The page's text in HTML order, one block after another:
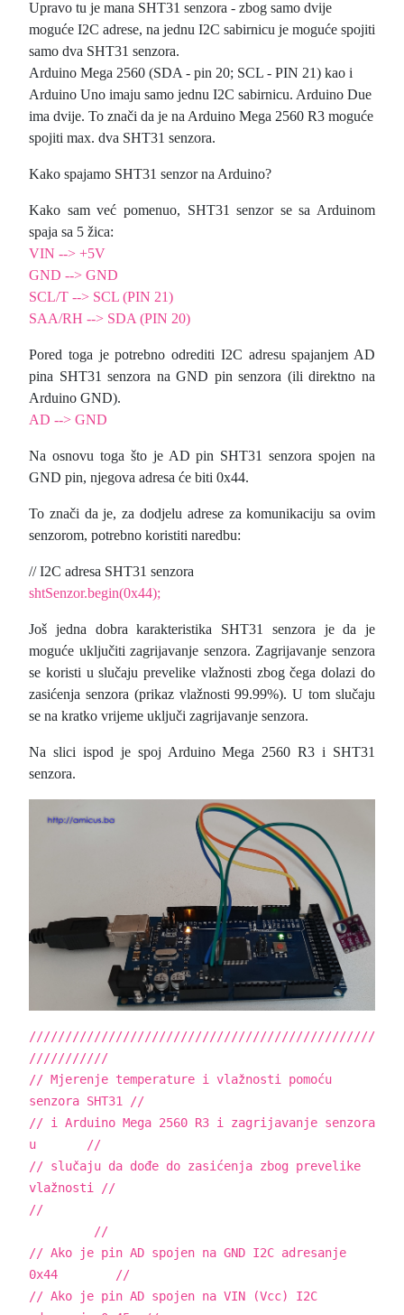
Upravo tu je mana SHT31 senzora - zbog samo dvije
moguće I2C adrese, na jednu I2C sabirnicu je moguće spojiti
samo dva SHT31 senzora.
Arduino Mega 2560 (SDA - pin 20; SCL - PIN 21) kao i
Arduino Uno imaju samo jednu I2C sabirnicu. Arduino Due
ima dvije. To znači da je na Arduino Mega 2560 R3 moguće
spojiti max. dva SHT31 senzora.
Kako spajamo SHT31 senzor na Arduino?
Kako sam već pomenuo, SHT31 senzor se sa Arduinom
spaja sa 5 žica:
VIN --> +5V
GND --> GND
SCL/T --> SCL (PIN 21)
SAA/RH --> SDA (PIN 20)
Pored toga je potrebno odrediti I2C adresu spajanjem AD
pina SHT31 senzora na GND pin senzora (ili direktno na
Arduino GND).
AD --> GND
Na osnovu toga što je AD pin SHT31 senzora spojen na
GND pin, njegova adresa će biti 0x44.
To znači da je, za dodjelu adrese za komunikaciju sa ovim
senzorom, potrebno koristiti naredbu:
// I2C adresa SHT31 senzora
shtSenzor.begin(0x44);
Još jedna dobra karakteristika SHT31 senzora je da je
moguće uključiti zagrijavanje senzora. Zagrijavanje senzora
se koristi u slučaju prevelike vlažnosti zbog čega dolazi do
zasićenja senzora (prikaz vlažnosti 99.99%). U tom slučaju
se na kratko vrijeme uključi zagrijavanje senzora.
Na slici ispod je spoj Arduino Mega 2560 R3 i SHT31
senzora.
////////////////////////////////////////////////
///////////
// Mjerenje temperature i vlažnosti pomoću
senzora SHT31 //
// i Arduino Mega 2560 R3 i zagrijavanje senzora
u //
// slučaju da dođe do zasićenja zbog prevelike
vlažnosti //
//
//
// Ako je pin AD spojen na GND I2C adresanje
0x44 //
// Ako je pin AD spojen na VIN (Vcc) I2C